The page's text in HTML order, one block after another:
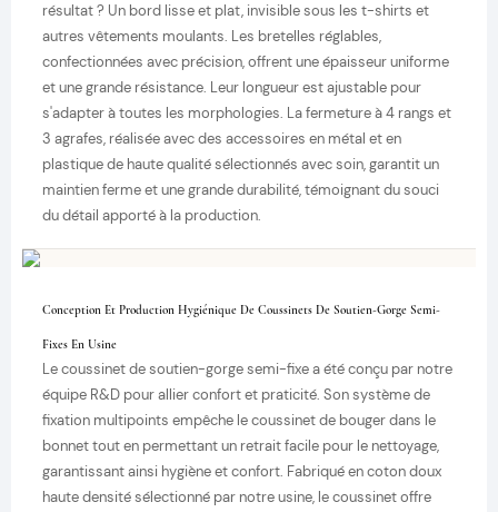
résultat ? Un bord lisse et plat, invisible sous les t-shirts et
autres vêtements moulants. Les bretelles réglables,
confectionnées avec précision, offrent une épaisseur uniforme
et une grande résistance. Leur longueur est ajustable pour
s'adapter à toutes les morphologies. La fermeture à 4 rangs et
3 agrafes, réalisée avec des accessoires en métal et en
plastique de haute qualité sélectionnés avec soin, garantit un
maintien ferme et une grande durabilité, témoignant du souci
du détail apporté à la production.
Conception Et Production Hygiénique De Coussinets De Soutien-Gorge Semi-
Fixes En Usine
Le coussinet de soutien-gorge semi-fixe a été conçu par notre
équipe R&D pour allier confort et praticité. Son système de
fixation multipoints empêche le coussinet de bouger dans le
bonnet tout en permettant un retrait facile pour le nettoyage,
garantissant ainsi hygiène et confort. Fabriqué en coton doux
haute densité sélectionné par notre usine, le coussinet offre